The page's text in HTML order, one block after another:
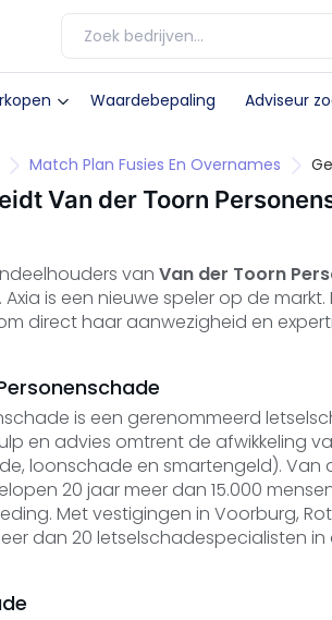
Waardebepaling Adviseur
Match Plan Fusies En Overnames
Van der Toorn
van Van der Toorn
. Axia is een nieuwe speler op de
direct haar aanwezigheid en
is een gerenommeerd
en advies omtrent de afwikkeling
loonschade en smartengeld). Van
20 jaar meer dan 15.000
Met vestigingen in Voorburg,
dan 20 letselschadespecialisten